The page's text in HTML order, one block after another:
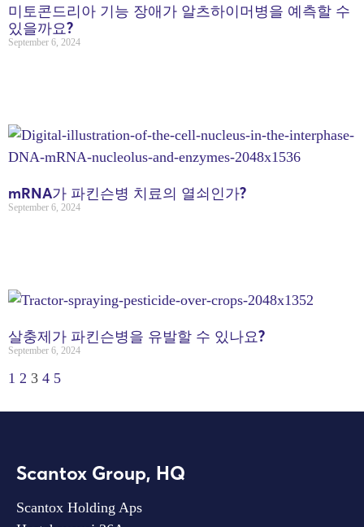
미토콘드리아 기능 장애가 알츠하이머병을 예측할 수
있을까요?
September 6, 2024
mRNA가 파킨슨병 치료의 열쇠인가?
September 6, 2024
살충제가 파킨슨병을 유발할 수 있나요?
September 6, 2024
1 2 3 4 5
Scantox Group, HQ
Scantox Holding Aps